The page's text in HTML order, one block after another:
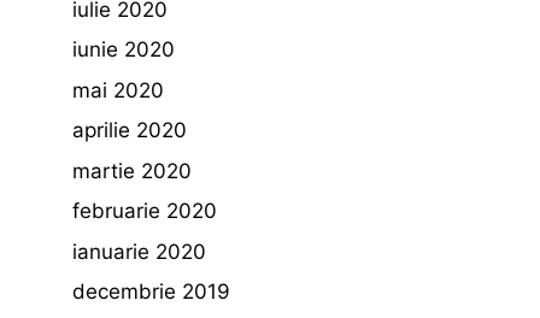
iulie 2020
iunie 2020
mai 2020
aprilie 2020
martie 2020
februarie 2020
ianuarie 2020
decembrie 2019